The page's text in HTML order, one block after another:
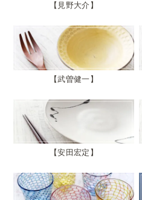
見野大介
武曽健一
安田宏定